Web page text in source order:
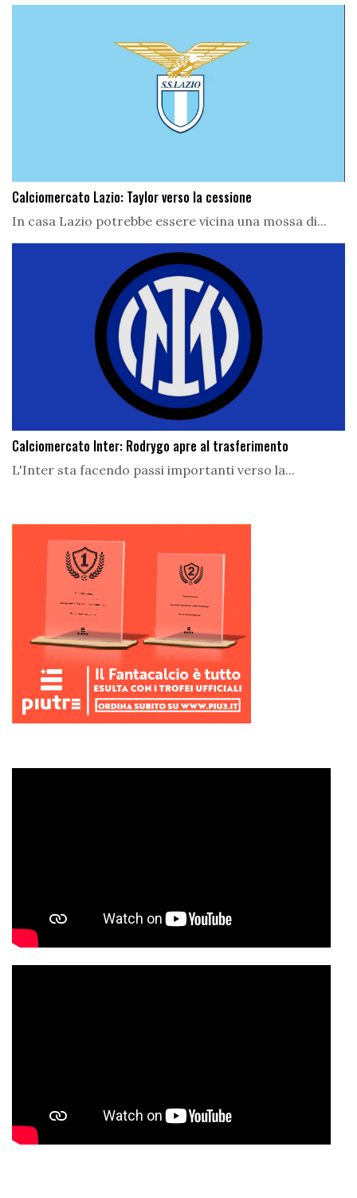
Calciomercato Lazio: Taylor verso la cessione
In casa Lazio potrebbe essere vicina una mossa di...
Calciomercato Inter: Rodrygo apre al trasferimento
L'Inter sta facendo passi importanti verso la...